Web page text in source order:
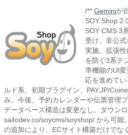
/** Geminiが
SOY Shop
SOY CMS 3
受け、非公
実施。拡張
を防ぐ3系テ
準機能のUI
応を進めて
ルド系、初期プラグイン、PAY.JP/
み。今後、予約カレンダーや伝票管理
データベース構造は変更なし。ダウン
saitodev.co/soycms/soyshop/ から可能
の追加により、ECサイト構築だけでな